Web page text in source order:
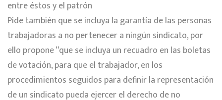
entre éstos y el patrón
Pide también que se incluya la garantía de las personas
trabajadoras a no pertenecer a ningún sindicato, por
ello propone “que se incluya un recuadro en las boletas
de votación, para que el trabajador, en los
procedimientos seguidos para definir la representación
de un sindicato pueda ejercer el derecho de no